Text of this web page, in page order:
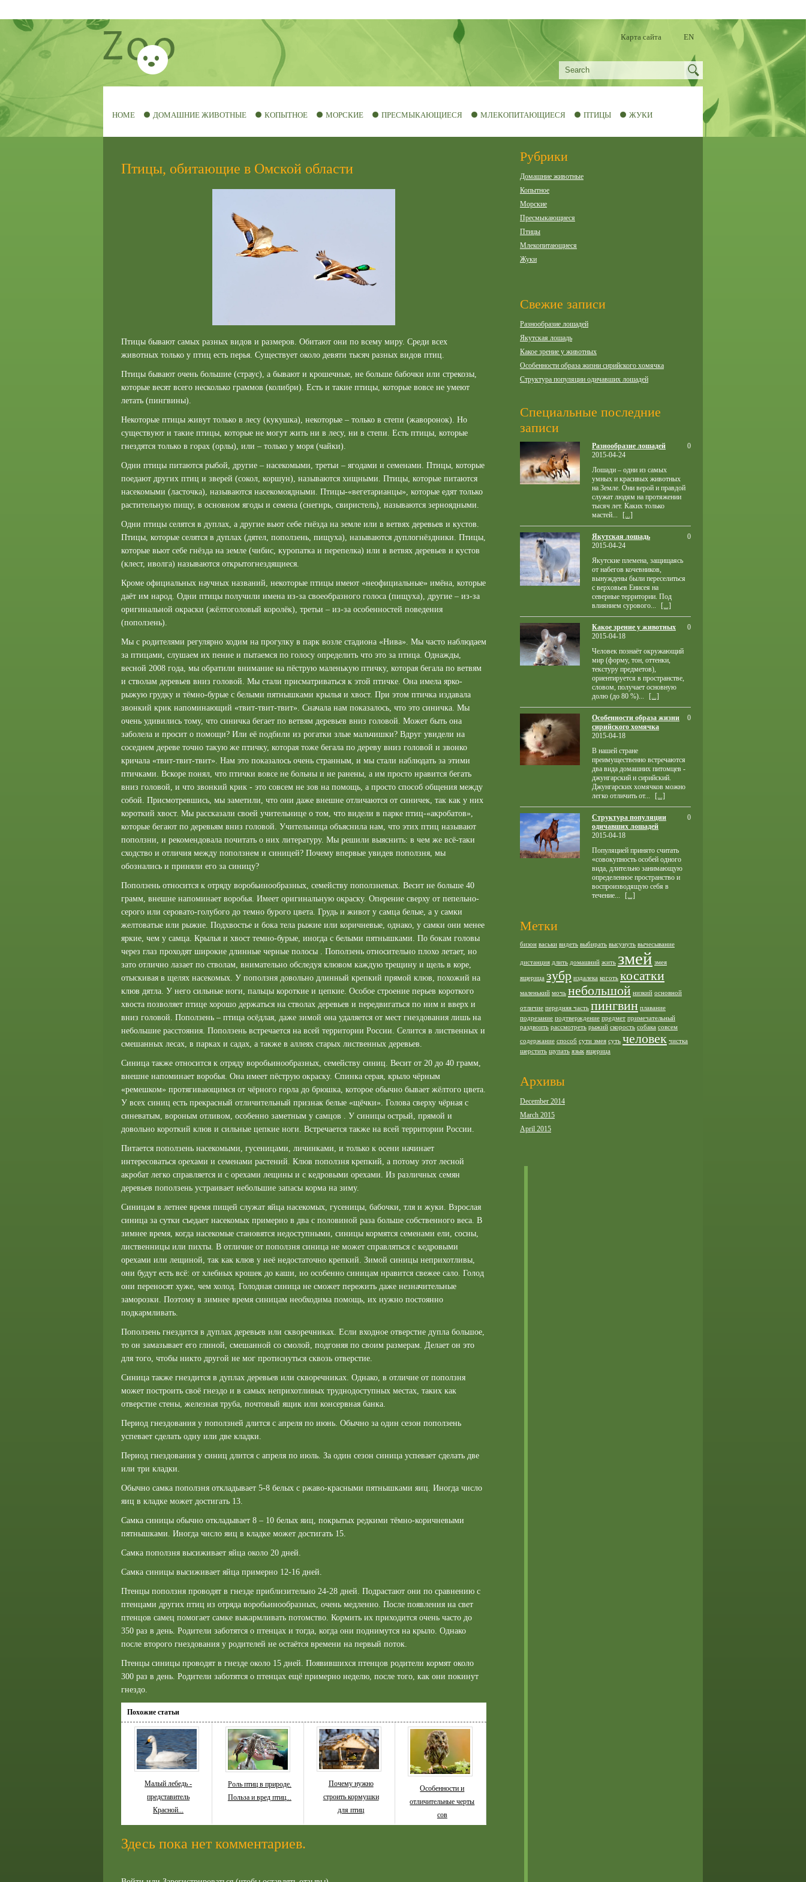
Карта сайта EN
HOME ДОМАШНИЕ ЖИВОТНЫЕ КОПЫТНОЕ МОРСКИЕ ПРЕСМЫКАЮЩИЕСЯ МЛЕКОПИТАЮЩИЕСЯ ПТИЦЫ ЖУКИ
Птицы, обитающие в Омской области
Птицы бывают самых разных видов и размеров. Обитают они по всему миру. Среди всех
животных только у птиц есть перья. Существует около девяти тысяч разных видов птиц.
Птицы бывают очень большие (страус), а бывают и крошечные, не больше бабочки или стрекозы,
которые весят всего несколько граммов (колибри). Есть и такие птицы, которые вовсе не умеют
летать (пингвины).
Некоторые птицы живут только в лесу (кукушка), некоторые – только в степи (жаворонок). Но
существуют и такие птицы, которые не могут жить ни в лесу, ни в степи. Есть птицы, которые
гнездятся только в горах (орлы), или – только у моря (чайки).
Одни птицы питаются рыбой, другие – насекомыми, третьи – ягодами и семенами. Птицы, которые
поедают других птиц и зверей (сокол, коршун), называются хищными. Птицы, которые питаются
насекомыми (ласточка), называются насекомоядными. Птицы-«вегетарианцы», которые едят только
растительную пищу, в основном ягоды и семена (снегирь, свиристель), называются зерноядными.
Одни птицы селятся в дуплах, а другие вьют себе гнёзда на земле или в ветвях деревьев и кустов.
Птицы, которые селятся в дуплах (дятел, поползень, пищуха), называются дуплогнёздники. Птицы,
которые вьют себе гнёзда на земле (чибис, куропатка и перепелка) или в ветвях деревьев и кустов
(клест, иволга) называются открытогнездящиеся.
Кроме официальных научных названий, некоторые птицы имеют «неофициальные» имёна, которые
даёт им народ. Одни птицы получили имена из-за своеобразного голоса (пищуха), другие – из-за
оригинальной окраски (жёлтоголовый королёк), третьи – из-за особенностей поведения
(поползень).
Мы с родителями регулярно ходим на прогулку в парк возле стадиона «Нива». Мы часто наблюдаем
за птицами, слушаем их пение и пытаемся по голосу определить что это за птица. Однажды,
весной 2008 года, мы обратили внимание на пёструю маленькую птичку, которая бегала по ветвям
и стволам деревьев вниз головой. Мы стали присматриваться к этой птичке. Она имела ярко-
рыжую грудку и тёмно-бурые с белыми пятнышками крылья и хвост. При этом птичка издавала
звонкий крик напоминающий «твит-твит-твит». Сначала нам показалось, что это синичка. Мы
очень удивились тому, что синичка бегает по ветвям деревьев вниз головой. Может быть она
заболела и просит о помощи? Или её подбили из рогатки злые мальчишки? Вдруг увидели на
соседнем дереве точно такую же птичку, которая тоже бегала по дереву вниз головой и звонко
кричала «твит-твит-твит». Нам это показалось очень странным, и мы стали наблюдать за этими
птичками. Вскоре понял, что птички вовсе не больны и не ранены, а им просто нравится бегать
вниз головой, и что звонкий крик - это совсем не зов на помощь, а просто способ общения между
собой. Присмотревшись, мы заметили, что они даже внешне отличаются от синичек, так как у них
короткий хвост. Мы рассказали своей учительнице о том, что видели в парке птиц-«акробатов»,
которые бегают по деревьям вниз головой. Учительница объяснила нам, что этих птиц называют
поползни, и рекомендовала почитать о них литературу. Мы решили выяснить: в чем же всё-таки
сходство и отличия между поползнем и синицей? Почему впервые увидев поползня, мы
обознались и приняли его за синицу?
Поползень относится к отряду воробьинообразных, семейству поползневых. Весит не больше 40
грамм, внешне напоминает воробья. Имеет оригинальную окраску. Оперение сверху от пепельно-
серого или серовато-голубого до темно бурого цвета. Грудь и живот у самца белые, а у самки
желтоватые или рыжие. Подхвостье и бока тела рыжие или коричневые, однако, у самки они менее
яркие, чем у самца. Крылья и хвост темно-бурые, иногда с белыми пятнышками. По бокам головы
через глаз проходят широкие длинные черные полосы . Поползень относительно плохо летает, но
зато отлично лазает по стволам, внимательно обследуя клювом каждую трещину и щель в коре,
отыскивая в щелях насекомых. У поползня довольно длинный крепкий прямой клюв, похожий на
клюв дятла. У него сильные ноги, пальцы короткие и цепкие. Особое строение перьев короткого
хвоста позволяет птице хорошо держаться на стволах деревьев и передвигаться по ним и вверх и
вниз головой. Поползень – птица осёдлая, даже зимой она удаляется от мест гнездования лишь на
небольшие расстояния. Поползень встречается на всей территории России. Селится в лиственных и
смешанных лесах, в парках и садах, а также в аллеях старых лиственных деревьев.
Синица также относится к отряду воробьинообразных, семейству синиц. Весит от 20 до 40 грамм,
внешне напоминает воробья. Она имеет пёструю окраску. Спинка серая, крыло чёрным
«ремешком» протягивающимся от чёрного горла до брюшка, которое обычно бывает жёлтого цвета.
У всех синиц есть прекрасный отличительный признак белые «щёчки». Голова сверху чёрная с
синеватым, вороным отливом, особенно заметным у самцов . У синицы острый, прямой и
довольно короткий клюв и сильные цепкие ноги. Встречается также на всей территории России.
Питается поползень насекомыми, гусеницами, личинками, и только к осени начинает
интересоваться орехами и семенами растений. Клюв поползня крепкий, а потому этот лесной
акробат легко справляется и с орехами лещины и с кедровыми орехами. Из различных семян
деревьев поползень устраивает небольшие запасы корма на зиму.
Синицам в летнее время пищей служат яйца насекомых, гусеницы, бабочки, тля и жуки. Взрослая
синица за сутки съедает насекомых примерно в два с половиной раза больше собственного веса. В
зимнее время, когда насекомые становятся недоступными, синицы кормятся семенами ели, сосны,
лиственницы или пихты. В отличие от поползня синица не может справляться с кедровыми
орехами или лещиной, так как клюв у неё недостаточно крепкий. Зимой синицы неприхотливы,
они будут есть всё: от хлебных крошек до каши, но особенно синицам нравится свежее сало. Голод
они переносят хуже, чем холод. Голодная синица не сможет пережить даже незначительные
заморозки. Поэтому в зимнее время синицам необходима помощь, их нужно постоянно
подкармливать.
Поползень гнездится в дуплах деревьев или скворечниках. Если входное отверстие дупла большое,
то он замазывает его глиной, смешанной со смолой, подгоняя по своим размерам. Делает он это
для того, чтобы никто другой не мог протиснуться сквозь отверстие.
Синица также гнездится в дуплах деревьев или скворечниках. Однако, в отличие от поползня
может построить своё гнездо и в самых неприхотливых труднодоступных местах, таких как
отверстие стены, железная труба, почтовый ящик или консервная банка.
Период гнездования у поползней длится с апреля по июнь. Обычно за один сезон поползень
успевает сделать одну или две кладки.
Период гнездования у синиц длится с апреля по июль. За один сезон синица успевает сделать две
или три кладки.
Обычно самка поползня откладывает 5-8 белых с ржаво-красными пятнышками яиц. Иногда число
яиц в кладке может достигать 13.
Самка синицы обычно откладывает 8 – 10 белых яиц, покрытых редкими тёмно-коричневыми
пятнышками. Иногда число яиц в кладке может достигать 15.
Самка поползня высиживает яйца около 20 дней.
Самка синицы высиживает яйца примерно 12-16 дней.
Птенцы поползня проводят в гнезде приблизительно 24-28 дней. Подрастают они по сравнению с
птенцами других птиц из отряда воробьинообразных, очень медленно. После появления на свет
птенцов самец помогает самке выкармливать потомство. Кормить их приходится очень часто до
350 раз в день. Родители заботятся о птенцах и тогда, когда они поднимутся на крыло. Однако
после второго гнездования у родителей не остаётся времени на первый поток.
Птенцы синицы проводят в гнезде около 15 дней. Появившихся птенцов родители кормят около
300 раз в день. Родители заботятся о птенцах ещё примерно неделю, после того, как они покинут
гнездо.
Похожие статьи
Малый лебедь -
представитель
Красной...
Роль птиц в природе.
Польза и вред птиц...
Почему нужно
строить кормушки
для птиц
Особенности и
отличительные черты
сов
Здесь пока нет комментариев.
Рубрики
Домашние животные
Копытное
Морские
Пресмыкающиеся
Птицы
Млекопитающиеся
Жуки
Свежие записи
Разнообразие лошадей
Якутская лошадь
Какое зрение у животных
Особенности образа жизни сирийского хомячка
Структура популяции одичавших лошадей
Специальные последние
записи
Разнообразие лошадей
2015-04-24
Лошади – одни из самых
умных и красивых животных
на Земле. Они верой и правдой
служат людям на протяжении
тысяч лет. Каких только
мастей...
[...]
0
Якутская лошадь
2015-04-24
Якутские племена, защищаясь
от набегов кочевников,
вынуждены были переселиться
с верховьев Енисея на
северные территории. Под
влиянием сурового...
[...]
0
Какое зрение у животных
2015-04-18
Человек познаёт окружающий
мир (форму, тон, оттенки,
текстуру предметов),
ориентируется в пространстве,
словом, получает основную
долю (до 80 %)...
[...]
0
Особенности образа жизни
сирийского хомячка
2015-04-18
В нашей стране
преимущественно встречаются
два вида домашних питомцев -
джунгарский и сирийский.
Джунгарских хомячков можно
легко отличить от...
[...]
0
Структура популяции
одичавших лошадей
2015-04-18
Популяцией принято считать
«совокупность особей одного
вида, длительно занимающую
определенное пространство и
воспроизводящую себя в
течение...
[...]
0
Метки
бизон васьки видеть выбирать высунуть вычесывание
дистанция длить домашний жить змей змея
ящерица зубр издалека коготь косатки
маленький мочь небольшой низкий основной
отличие передняя часть пингвин плавание
подрезание подтверждение предмет примечательный
раздвоить рассмотреть рыжий скорость собака совсем
содержание способ сути змея суть человек чистка
шерстить щупать язык ящерица
Архивы
December 2014
March 2015
April 2015